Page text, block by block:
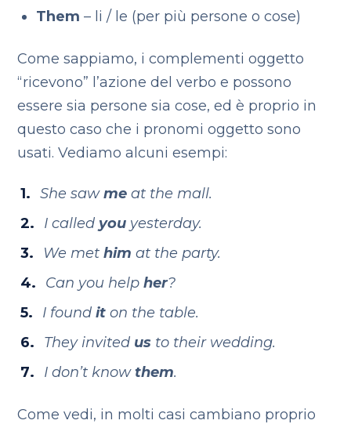
Them – li / le (per più persone o cose)
Come sappiamo, i complementi oggetto
“ricevono” l’azione del verbo e possono
essere sia persone sia cose, ed è proprio in
questo caso che i pronomi oggetto sono
usati. Vediamo alcuni esempi:
She sawme at the mall.
I called you yesterday.
We methim at the party.
Can you helpher?
I foundit on the table.
They invited us to their wedding.
I don’t knowthem.
Come vedi, in molti casi cambiano proprio